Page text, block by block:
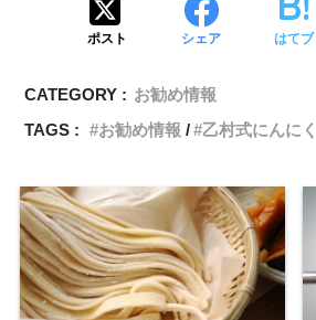
ポスト シェア はてブ
CATEGORY : お勧め情報
TAGS :
お勧め情報 乙村式にんにく